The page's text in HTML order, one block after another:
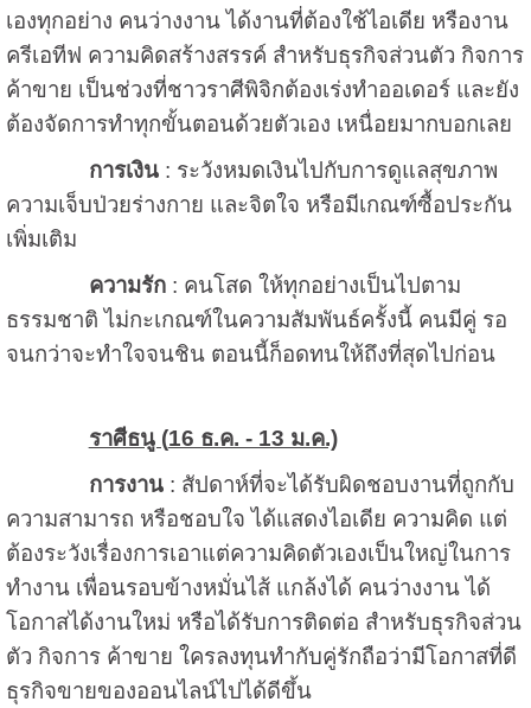
เองทุกอย่าง คนว่างงาน ได้งานที่ต้องใช้ไอเดีย หรืองาน
ครีเอทีฟ ความคิดสร้างสรรค์ สำหรับธุรกิจส่วนตัว กิจการ
ค้าขาย เป็นช่วงที่ชาวราศีพิจิกต้องเร่งทำออเดอร์ และยัง
ต้องจัดการทำทุกขั้นตอนด้วยตัวเอง เหนื่อยมากบอกเลย
การเงิน: ระวังหมดเงินไปกับการดูแลสุขภาพ
ความเจ็บป่วยร่างกาย และจิตใจ หรือมีเกณฑ์ซื้อประกัน
เพิ่มเติม
ความรัก: คนโสด ให้ทุกอย่างเป็นไปตาม
ธรรมชาติ ไม่กะเกณฑ์ในความสัมพันธ์ครั้งนี้ คนมีคู่ รอ
จนกว่าจะทำใจจนชิน ตอนนี้ก็อดทนให้ถึงที่สุดไปก่อน
ราศีธนู (16 ธ.ค. - 13 ม.ค.)
การงาน: สัปดาห์ที่จะได้รับผิดชอบงานที่ถูกกับ
ความสามารถ หรือชอบใจ ได้แสดงไอเดีย ความคิด แต่
ต้องระวังเรื่องการเอาแต่ความคิดตัวเองเป็นใหญ่ในการ
ทำงาน เพื่อนรอบข้างหมั่นไส้ แกล้งได้ คนว่างงาน ได้
โอกาสได้งานใหม่ หรือได้รับการติดต่อ สำหรับธุรกิจส่วน
ตัว กิจการ ค้าขาย ใครลงทุนทำกับคู่รักถือว่ามีโอกาสที่ดี
ธุรกิจขายของออนไลน์ไปได้ดีขึ้น